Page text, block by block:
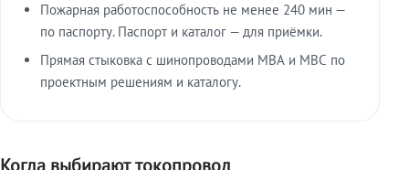
Пожарная работоспособность не менее 240 мин —
по паспорту. Паспорт и каталог — для приёмки.
Прямая стыковка с шинопроводами МВА и МВС по
проектным решениям и каталогу.
Когда выбирают токопровод